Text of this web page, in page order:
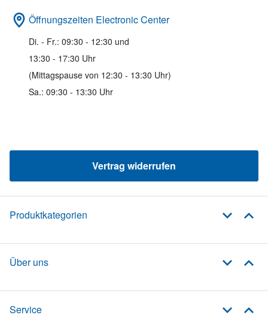
Öffnungszeiten Electronic Center
Di. - Fr.: 09:30 - 12:30 und
13:30 - 17:30 Uhr
(Mittagspause von 12:30 - 13:30 Uhr)
Sa.: 09:30 - 13:30 Uhr
Vertrag widerrufen
Produktkategorien
Über uns
Service